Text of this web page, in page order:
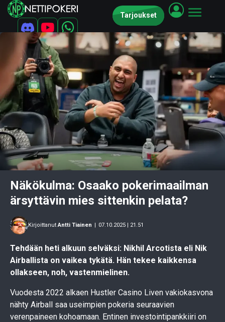
Tarjoukset
Näkökulma: Osaako pokerimaailman
ärsyttävin mies sittenkin pelata?
KirjoittanutAntti Tiainen 07.10.2025 | 21.51
Tehdään heti alkuun selväksi: Nikhil Arcotista eli Nik
Airballista on vaikea tykätä. Hän tekee kaikkensa
ollakseen, noh, vastenmielinen.
Vuodesta 2022 alkaen Hustler Casino Liven vakiokasvona
nähty Airball saa useimpien pokeria seuraavien
verenpaineen kohoamaan. Entinen investointipankkiiri on